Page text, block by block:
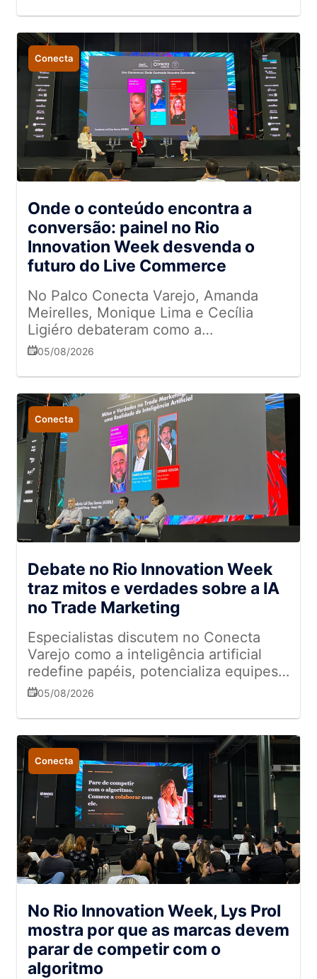
Conecta
Onde o conteúdo encontra a
conversão: painel no Rio
Innovation Week desvenda o
futuro do Live Commerce
No Palco Conecta Varejo, Amanda
Meirelles, Monique Lima e Cecília
Ligiéro debateram como a
interatividade, a autenticidade e a
ambiente digital estão redefinindo a
jornada de compra
05/08/2026
Conecta
Debate no Rio Innovation Week
traz mitos e verdades sobre a IA
no Trade Marketing
Especialistas discutem no Conecta
Varejo como a inteligência artificial
redefine papéis, potencializa equipes
de campo e transforma a gestão de
05/08/2026
Conecta
No Rio Innovation Week, Lys Prol
mostra por que as marcas devem
parar de competir com o
algoritmo